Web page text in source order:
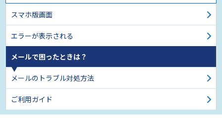
スマホ版画面
エラーが表示される
メールで困ったときは？
メールのトラブル対処方法
ご利用ガイド